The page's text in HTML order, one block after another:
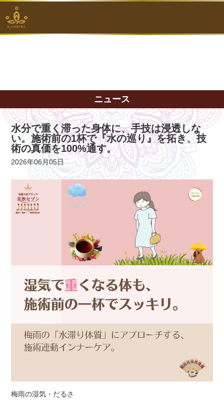
ニュース
水分で重く滞った身体に、手技は浸透しな
い。施術前の1杯で『水の巡り』を拓き、技
術の真価を100%通す。
2026年06月05日
梅雨の湿気・だるさ